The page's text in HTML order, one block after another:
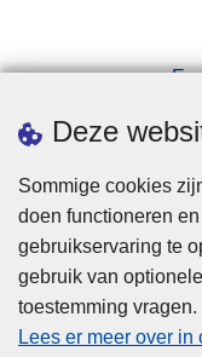
Deze
Sommige cookies
doen functioneren
gebruikservaring te
gebruik van
toestemming vragen.
Lees er meer over